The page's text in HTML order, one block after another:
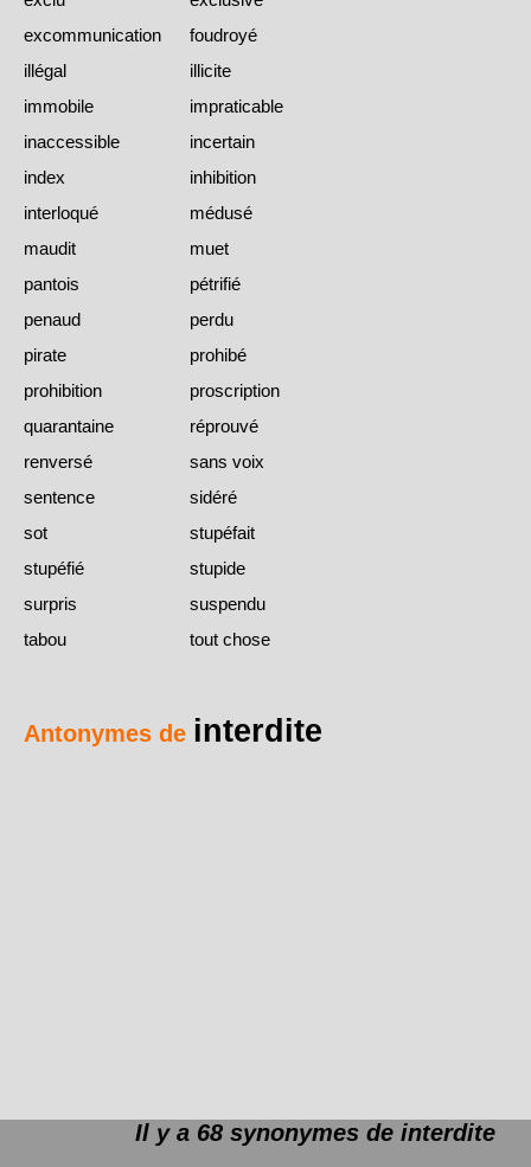
excommunication
foudroyé
illégal
illicite
immobile
impraticable
inaccessible
incertain
index
inhibition
interloqué
médusé
maudit
muet
pantois
pétrifié
penaud
perdu
pirate
prohibé
prohibition
proscription
quarantaine
réprouvé
renversé
sans voix
sentence
sidéré
sot
stupéfait
stupéfié
stupide
surpris
suspendu
tabou
tout chose
Antonymes de interdite
Il y a 68 synonymes de interdite